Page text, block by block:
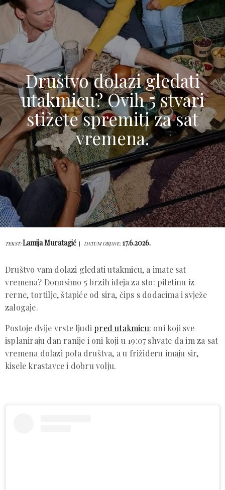
Društvo dolazi gledati
utakmicu? Ovih 5 stvari
stižete spremiti za sat
vremena.
TEKST:Lamija Muratagić DATUM OBJAVE: 17.6.2026.
Društvo vam dolazi gledati utakmicu, a imate sat
vremena? Donosimo 5 brzih ideja za sto: piletinu iz
rerne, tortilje, štapiće od sira, čips s dodacima i svježe
zalogaje.
Postoje dvije vrste ljudi pred utakmicu: oni koji sve
isplaniraju dan ranije i oni koji u 19:07 shvate da im za sat
vremena dolazi pola društva, a u frižideru imaju sir,
kisele krastavce i dobru volju.